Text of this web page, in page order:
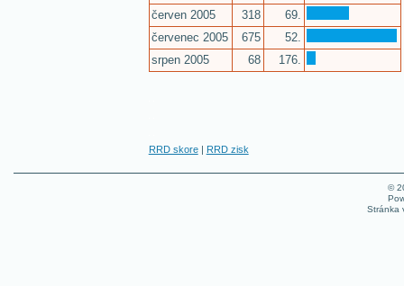
červen 2005
318
69.
červenec 2005
675
52.
srpen 2005
68 176.
RRD skore| RRD zisk
©
Stránka